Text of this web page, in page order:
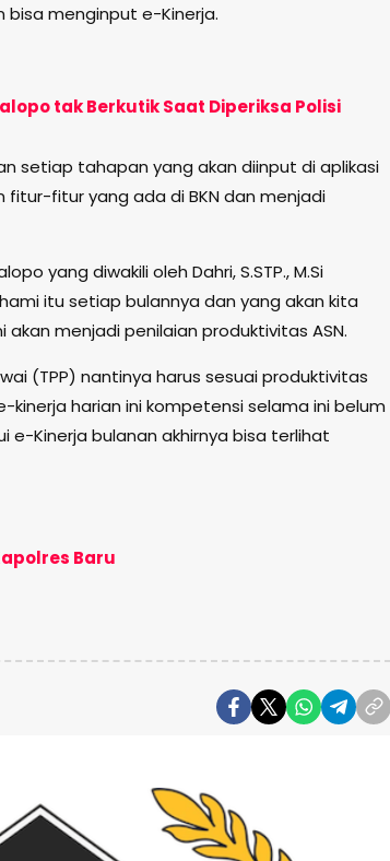
bisa menginput e-Kinerja.
tak Berkutik Saat Diperiksa Polisi
setiap tahapan yang akan diinput di aplikasi
fitur yang ada di BKN dan menjadi
yang diwakili oleh Dahri, S.STP., M.Si
itu setiap bulannya dan yang akan kita
menjadi penilaian produktivitas ASN.
(TPP) nantinya harus sesuai produktivitas
kinerja harian ini kompetensi selama ini belum
Kinerja bulanan akhirnya bisa terlihat
Baru